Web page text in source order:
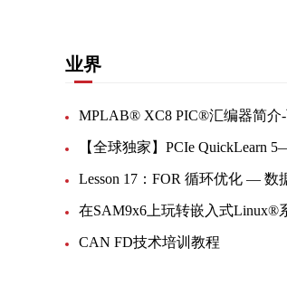
业界
MPLAB® XC8 PIC®汇编器简介
【全球独家】PCIe QuickLearn
Lesson 17：FOR 循环优化 — 数
CAN FD技术培训教程